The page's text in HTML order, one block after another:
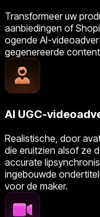
Transformeer uw
aanbiedingen of
ogende AI-
gegenereerde
AI UGC-
Realistische, door
die eruitzien alsof ze
accurate
ingebouwde
voor de maker.